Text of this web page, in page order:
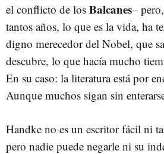
el conflicto de los Balcanes–
tantos años, lo que es la vida, ha
digno merecedor del Nobel, que
descubre, lo que hacía mucho
En su caso: la literatura está por
Aunque muchos sigan sin
Handke no es un escritor fácil ni
pero nadie puede negarle ni su